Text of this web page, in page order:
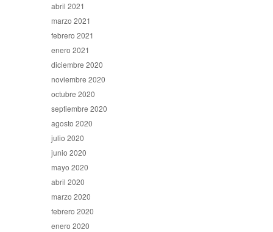
abril 2021
marzo 2021
febrero 2021
enero 2021
diciembre 2020
noviembre 2020
octubre 2020
septiembre 2020
agosto 2020
julio 2020
junio 2020
mayo 2020
abril 2020
marzo 2020
febrero 2020
enero 2020